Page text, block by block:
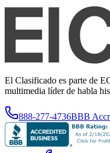
El Clasificado es parte de
multimedia líder de habla
888-277-4736BBB